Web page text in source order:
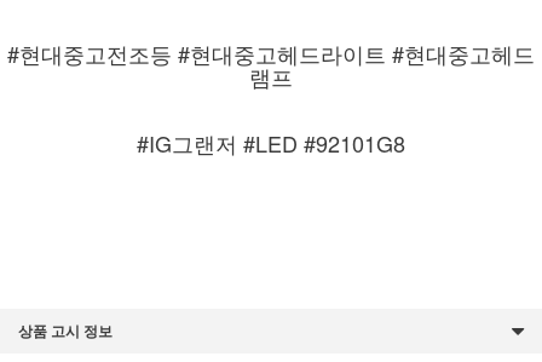
#현대중고전조등 #현대중고헤드라이트 #현대중고헤드
램프
#IG그랜저 #LED #92101G8
상품 고시 정보